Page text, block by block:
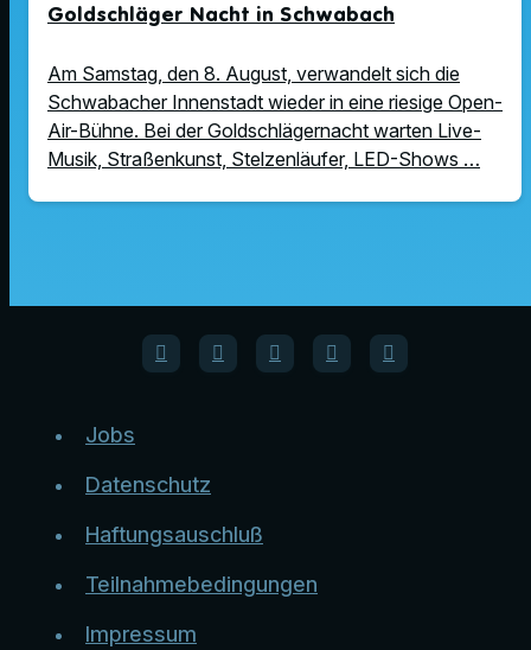
Goldschläger Nacht in Schwabach
Am Samstag, den 8. August, verwandelt sich die
Schwabacher Innenstadt wieder in eine riesige Open-
Air-Bühne. Bei der Goldschlägernacht warten Live-
Musik, Straßenkunst, Stelzenläufer, LED-Shows …
Jobs
Datenschutz
Haftungsauschluß
Teilnahmebedingungen
Impressum